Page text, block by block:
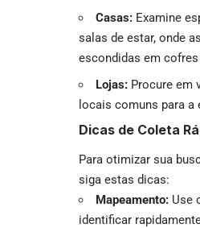
Casas: Examine
salas de estar, onde
escondidas em
Lojas: Procure em
locais comuns para
Dicas de Coleta
Para otimizar sua
siga estas dicas:
Mapeamento: Use
identificar